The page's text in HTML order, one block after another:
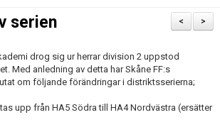
>
<
serien
drog sig ur herrar division 2 uppstod
Med anledning av detta har Skåne FF:s
om följande förändringar i distriktsserierna;
upp från HA5 Södra till HA4 Nordvästra (ersätter